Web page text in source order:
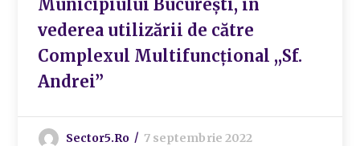
Municipiului București, în
vederea utilizării de către
Complexul Multifuncțional ,,Sf.
Andrei”
Sector5.ro 7 septembrie 2022